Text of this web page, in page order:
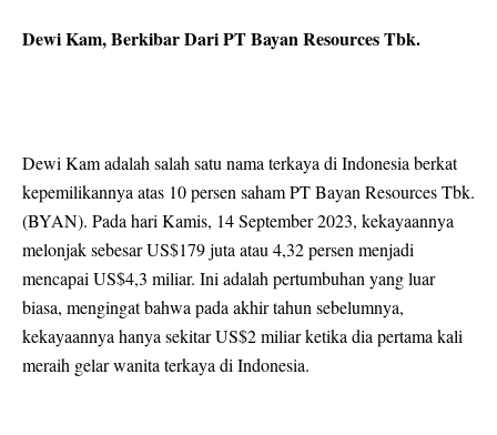
Dewi Kam, Berkibar Dari PT Bayan Resources Tbk.
Dewi Kam adalah salah satu nama terkaya di Indonesia berkat
kepemilikannya atas 10 persen saham PT Bayan Resources Tbk.
(BYAN). Pada hari Kamis, 14 September 2023, kekayaannya
melonjak sebesar US$179 juta atau 4,32 persen menjadi
mencapai US$4,3 miliar. Ini adalah pertumbuhan yang luar
biasa, mengingat bahwa pada akhir tahun sebelumnya,
kekayaannya hanya sekitar US$2 miliar ketika dia pertama kali
meraih gelar wanita terkaya di Indonesia.